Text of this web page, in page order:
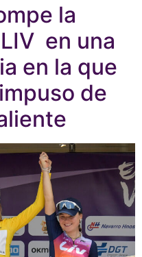
la
en una
en la que
de